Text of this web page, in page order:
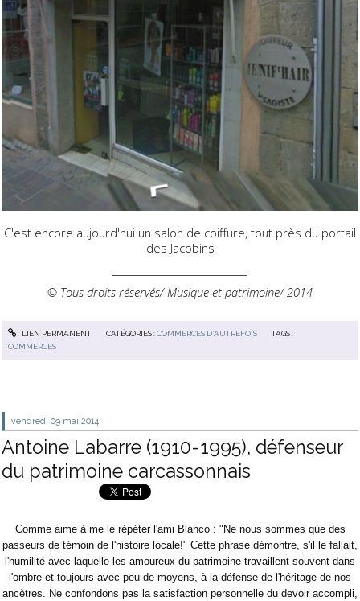
C'est encore aujourd'hui un salon de coiffure, tout près du portail
des Jacobins
© Tous droits réservés/ Musique et patrimoine/ 2014
LIEN PERMANENT CATÉGORIES :COMMERCES D'AUTREFOIS
TAGS :
COMMERCES
vendredi 09 mai 2014
Antoine Labarre (1910-1995), défenseur
du patrimoine carcassonnais
Comme aime à me le répéter l'ami Blanco : "Ne nous sommes que des
passeurs de témoin de l'histoire locale!" Cette phrase démontre, s'il le fallait,
l'humilité avec laquelle les amoureux du patrimoine travaillent souvent dans
l'ombre et toujours avec peu de moyens, à la défense de l'héritage de nos
ancètres. Ne confondons pas la satisfaction personnelle du devoir accompli,